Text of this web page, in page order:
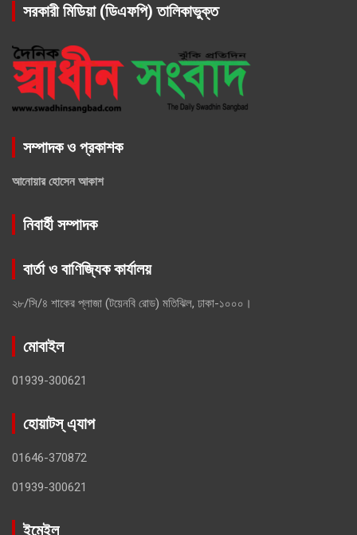
সরকারী মিডিয়া (ডিএফপি) তালিকাভুক্ত
সম্পাদক ও প্রকাশক
আনোয়ার হোসেন আকাশ
নিবার্হী সম্পাদক
বার্তা ও বাণিজ্যিক কার্যালয়
২৮/সি/৪ শাকের প্লাজা (টয়েনবি রোড) মতিঝিল, ঢাকা-১০০০।
মোবাইল
01939-300621
হোয়াটস্ এ্যাপ
01646-370872
01939-300621
ইমেইল